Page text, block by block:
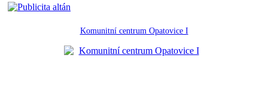
Komunitní centrum Opatovice I